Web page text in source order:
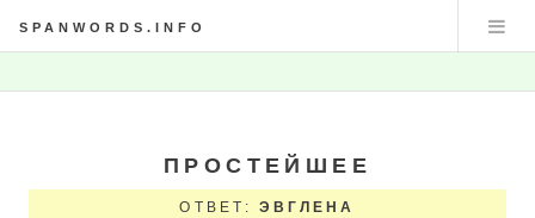
SPANWORDS.INFO
ПРОСТЕЙШЕЕ
ОТВЕТ: ЭВГЛЕНА